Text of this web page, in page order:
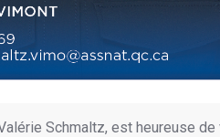
Schmaltz, est heureuse